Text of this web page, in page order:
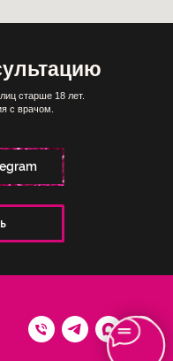
старше 18 лет.
с врачом.